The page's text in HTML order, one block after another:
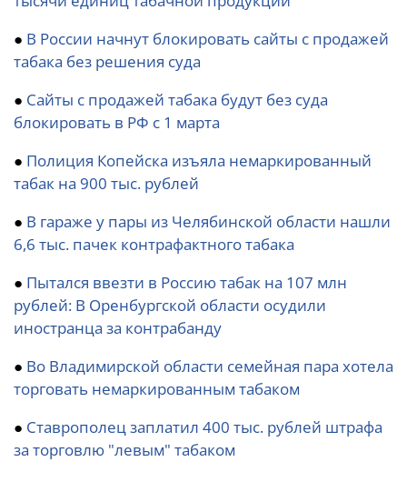
● В России начнут блокировать сайты с продажей
табака без решения суда
● Сайты с продажей табака будут без суда
блокировать в РФ с 1 марта
● Полиция Копейска изъяла немаркированный
табак на 900 тыс. рублей
● В гараже у пары из Челябинской области нашли
6,6 тыс. пачек контрафактного табака
● Пытался ввезти в Россию табак на 107 млн
рублей: В Оренбургской области осудили
иностранца за контрабанду
● Во Владимирской области семейная пара хотела
торговать немаркированным табаком
● Ставрополец заплатил 400 тыс. рублей штрафа
за торговлю "левым" табаком